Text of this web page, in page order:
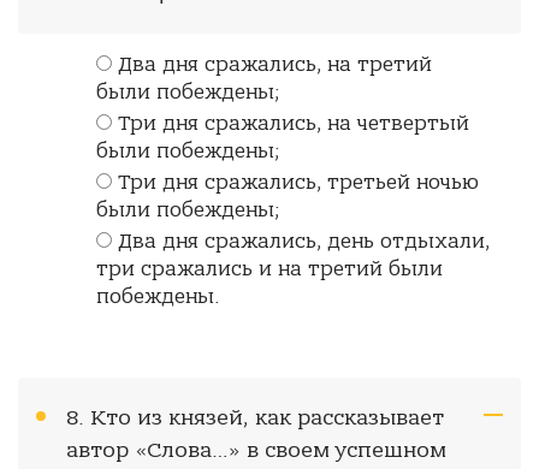
Два дня сражались, на третий
были побеждены;
Три дня сражались, на четвертый
были побеждены;
Три дня сражались, третьей ночью
были побеждены;
Два дня сражались, день отдыхали,
три сражались и на третий были
побеждены.
8. Кто из князей, как рассказывает
автор «Слова…» в своем успешном